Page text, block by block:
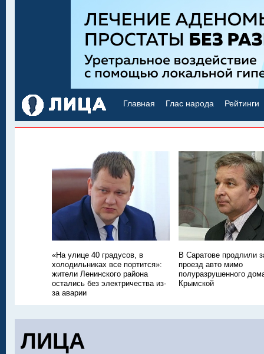
Главная Глас народа Рейтинги
«На улице 40 градусов, в
холодильниках все портится»:
жители Ленинского района
остались без электричества из-
за аварии
В Саратове продлили
проезд авто мимо
полуразрушенного
Крымской
ЛИЦА